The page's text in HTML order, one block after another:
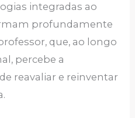
integradas ao
profundamente
que, ao longo
percebe a
reavaliar e reinventar